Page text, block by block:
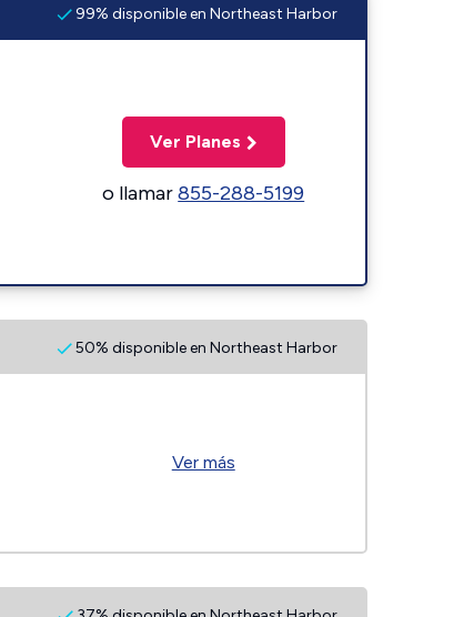
99% disponible en Northeast Harbor
Ver Planes
o llamar855-288-5199
50% disponible en Northeast Harbor
Ver más